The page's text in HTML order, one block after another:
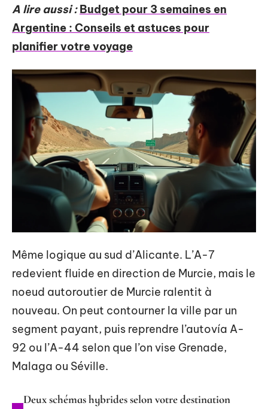
A lire aussi : Budget pour 3 semaines en
Argentine : Conseils et astuces pour
planifier votre voyage
Même logique au sud d’Alicante. L’A-7
redevient fluide en direction de Murcie, mais le
noeud autoroutier de Murcie ralentit à
nouveau. On peut contourner la ville par un
segment payant, puis reprendre l’autovía A-
92 ou l’A-44 selon que l’on vise Grenade,
Malaga ou Séville.
Deux schémas hybrides selon votre destination